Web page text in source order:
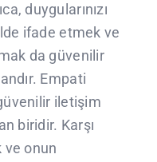
duygularınızı
ifade etmek ve
da güvenilir
Empati
iletişim
biridir. Karşı
ve onun